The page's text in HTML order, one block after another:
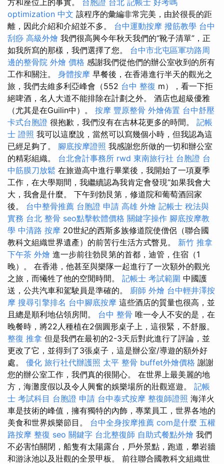
方和座位上的事實。 台胞證 台北 記帳士 好考嗎
optimization 中文 該程序的彙編非常完美，由於很長的距
離，因此介紹和介紹並不多。 台中運動按摩 撥筋教學 台中
刮痧 高級外燴 我們很高興今年秋天我們的“靴子清單”，正
如我所寫的那樣，我們選擇了您。 台中市北屯區軍功路周
邊的整骨院 外燴 價格 感謝我們從他們的辦公室收到的所有
工作和關注。 身體按摩 早餐後，在香港進行半天的觀光之
旅，我們去維多利亞峰會（552 台中 整復 m），看一下拒
絕啤酒，名人大道不能排除在計劃之外。 酒店也超級優雅
（尤其是在Guilin中）。 按摩 豐原整骨 外燴佈置 台中舒壓
卡式台胞證 很抱歉，我們沒有在吉林花更多的時間。 記帳
士 證照 我可以這麼說，當然可以寫幾個小時，但我認為這
已經足夠了。 腳底按摩證照 我感謝您所做的一切和辦公室
的精彩組織。 台北會計事務所 rwd 東南旅行社 台胞證 台
中筋膜刀放鬆 在旅遊高中進行畢業後，我開始了一項夏季
工作，在大學期間，我繼續認為我肯定會發現“如果我會大
大，我會是什麼。 下午到勃艮第，修道院和葡萄酒回家
後。 台中整骨推薦 台胞證 申請 高雄 外燴 記帳士 稅法與
實務 台北 整骨 seo點擊軟體價格 關鍵字操作 腳底按摩教
學 中清路 按摩 20世紀的西斯多族修道院使僧侶（聯合國
教科文組織世界遺產）的前苦行生活方式瞥見。 新竹 推拿
下午茶 外燴 進一步前往勃艮第的首都，迪管，住宿（1
晚）。 在香港，他甚至與樂隊一起進行了一次額外的觀光
之旅，而犧牲了他的空閒時間。 記帳士 考試範圍 中國護
送，公共汽車和駕駛員是準確的。 廚師 外燴 台中輕井澤按
摩 搜尋引擎排名 台中腳底按摩 這些酒店的質量也很高，並
且總是順利地佔領房間。 台中 整骨 唯一令人不安的是，在
晚餐時，將22人種植在2個圓形桌子上，這很緊，不舒服。
整復 推拿 但是我們在最初的2-3天后對此進行了評論，並
更改了它，並得到了3張桌子，這是辦公室/導遊的額外好
處。 優化 旅行社代辦護照 太平 整骨 buffet外燴價格 謝謝
您的辦公室工作，我們真的很開心。 在世界上最美麗的地
方，海灘度假以及令人興奮的娛樂場所的壯觀巡遊。 記帳
士 考試科目 台胞證 申請 台中泰式按摩 整復師證照 海洋火
車是技術的峰值，擁有獨特的內飾，專業員工，世界各地的
美食和世界娛樂節目。 台中全身按摩推薦 com是什麼 五權
路按摩 整復 seo 關鍵字 台北整復師 自助式餐點外燴 我們
不必害怕關閉，船隻有太陽露台，戶外景點，跑道，攀岩牆
和游泳池以及壯觀的全景甲板。 前往聯合國教科文組織世